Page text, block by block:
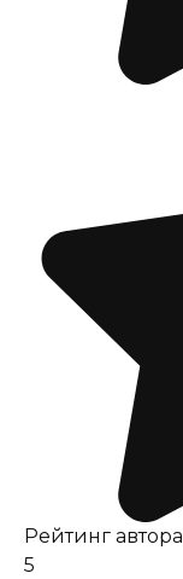
Рейтинг автора
5